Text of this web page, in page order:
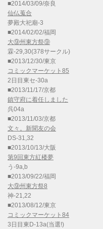
■2014/03/09/奈良
仙仏蒐合
夢殿大祀廟-3
■2014/02/02/福岡
大⑨州東方祭⑨
霖-29,30(378サークル)
■2013/12/30/東京
コミックマーケット85
2日目東セ-30a
■2013/11/17/京都
鎮守府に着任しました
呉04a
■2013/11/03/京都
文々。新聞友の会
DS-31,32
■2013/10/13/大阪
第9回東方紅楼夢
う-9a,b
■2013/09/22/福岡
大⑨州東方祭8
神-21,22
■2013/08/12/東京
コミックマーケット84
3日目東D-13a(当選!)